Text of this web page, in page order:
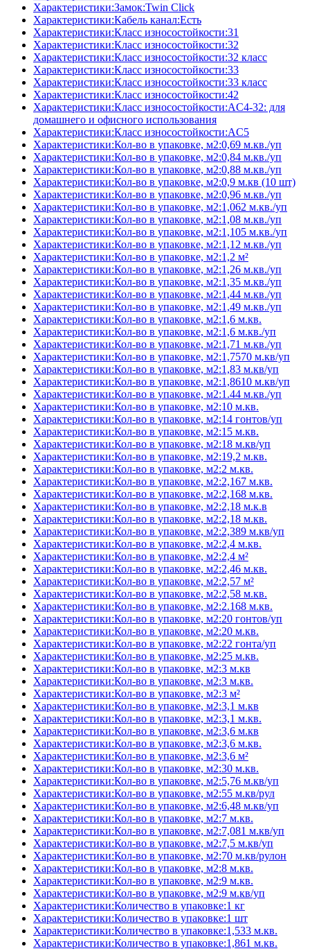
Характеристики:Замок:Twin Click
Характеристики:Кабель канал:Есть
Характеристики:Класс износостойкости:31
Характеристики:Класс износостойкости:32
Характеристики:Класс износостойкости:32 класс
Характеристики:Класс износостойкости:33
Характеристики:Класс износостойкости:33 класс
Характеристики:Класс износостойкости:42
Характеристики:Класс износостойкости:AC4-32: для
домашнего и офисного использования
Характеристики:Класс износостойкости:AC5
Характеристики:Кол-во в упаковке, м2:0,69 м.кв./уп
Характеристики:Кол-во в упаковке, м2:0,84 м.кв./уп
Характеристики:Кол-во в упаковке, м2:0,88 м.кв./уп
Характеристики:Кол-во в упаковке, м2:0,9 м.кв (10 шт)
Характеристики:Кол-во в упаковке, м2:0,96 м.кв./уп
Характеристики:Кол-во в упаковке, м2:1,062 м.кв./уп
Характеристики:Кол-во в упаковке, м2:1,08 м.кв./уп
Характеристики:Кол-во в упаковке, м2:1,105 м.кв./уп
Характеристики:Кол-во в упаковке, м2:1,12 м.кв./уп
Характеристики:Кол-во в упаковке, м2:1,2 м²
Характеристики:Кол-во в упаковке, м2:1,26 м.кв./уп
Характеристики:Кол-во в упаковке, м2:1,35 м.кв./уп
Характеристики:Кол-во в упаковке, м2:1,44 м.кв./уп
Характеристики:Кол-во в упаковке, м2:1,49 м.кв./уп
Характеристики:Кол-во в упаковке, м2:1,6 м.кв.
Характеристики:Кол-во в упаковке, м2:1,6 м.кв./уп
Характеристики:Кол-во в упаковке, м2:1,71 м.кв./уп
Характеристики:Кол-во в упаковке, м2:1,7570 м.кв/уп
Характеристики:Кол-во в упаковке, м2:1,83 м.кв/уп
Характеристики:Кол-во в упаковке, м2:1,8610 м.кв/уп
Характеристики:Кол-во в упаковке, м2:1.44 м.кв./уп
Характеристики:Кол-во в упаковке, м2:10 м.кв.
Характеристики:Кол-во в упаковке, м2:14 гонтов/уп
Характеристики:Кол-во в упаковке, м2:15 м.кв.
Характеристики:Кол-во в упаковке, м2:18 м.кв/уп
Характеристики:Кол-во в упаковке, м2:19,2 м.кв.
Характеристики:Кол-во в упаковке, м2:2 м.кв.
Характеристики:Кол-во в упаковке, м2:2,167 м.кв.
Характеристики:Кол-во в упаковке, м2:2,168 м.кв.
Характеристики:Кол-во в упаковке, м2:2,18 м.к.в
Характеристики:Кол-во в упаковке, м2:2,18 м.кв.
Характеристики:Кол-во в упаковке, м2:2,389 м.кв/уп
Характеристики:Кол-во в упаковке, м2:2,4 м.кв.
Характеристики:Кол-во в упаковке, м2:2,4 м²
Характеристики:Кол-во в упаковке, м2:2,46 м.кв.
Характеристики:Кол-во в упаковке, м2:2,57 м²
Характеристики:Кол-во в упаковке, м2:2,58 м.кв.
Характеристики:Кол-во в упаковке, м2:2.168 м.кв.
Характеристики:Кол-во в упаковке, м2:20 гонтов/уп
Характеристики:Кол-во в упаковке, м2:20 м.кв.
Характеристики:Кол-во в упаковке, м2:22 гонта/уп
Характеристики:Кол-во в упаковке, м2:25 м.кв.
Характеристики:Кол-во в упаковке, м2:3 м.кв
Характеристики:Кол-во в упаковке, м2:3 м.кв.
Характеристики:Кол-во в упаковке, м2:3 м²
Характеристики:Кол-во в упаковке, м2:3,1 м.кв
Характеристики:Кол-во в упаковке, м2:3,1 м.кв.
Характеристики:Кол-во в упаковке, м2:3,6 м.кв
Характеристики:Кол-во в упаковке, м2:3,6 м.кв.
Характеристики:Кол-во в упаковке, м2:3,6 м²
Характеристики:Кол-во в упаковке, м2:30 м.кв.
Характеристики:Кол-во в упаковке, м2:5,76 м.кв/уп
Характеристики:Кол-во в упаковке, м2:55 м.кв/рул
Характеристики:Кол-во в упаковке, м2:6,48 м.кв/уп
Характеристики:Кол-во в упаковке, м2:7 м.кв.
Характеристики:Кол-во в упаковке, м2:7,081 м.кв/уп
Характеристики:Кол-во в упаковке, м2:7,5 м.кв/уп
Характеристики:Кол-во в упаковке, м2:70 м.кв/рулон
Характеристики:Кол-во в упаковке, м2:8 м.кв.
Характеристики:Кол-во в упаковке, м2:9 м.кв.
Характеристики:Кол-во в упаковке, м2:9 м.кв/уп
Характеристики:Количество в упаковке:1 кг
Характеристики:Количество в упаковке:1 шт
Характеристики:Количество в упаковке:1,533 м.кв.
Характеристики:Количество в упаковке:1,861 м.кв.